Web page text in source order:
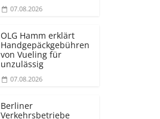
07.08.2026
OLG Hamm erklärt
Handgepäckgebühren
von Vueling für
unzulässig
07.08.2026
Berliner
Verkehrsbetriebe